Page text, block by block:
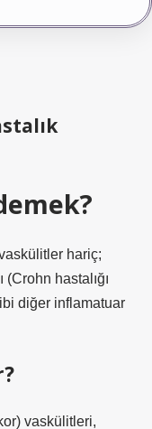
hariç;
(Crohn hastalığı
diğer inflamatuar
vaskülitleri,